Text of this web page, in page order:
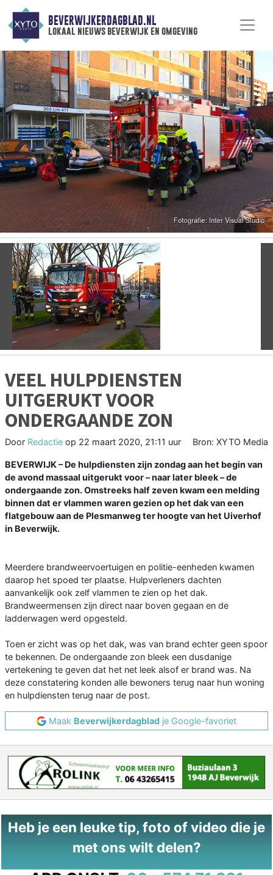
BEVERWIJKERDAGBLAD.NL
lokaal nieuws beverwijk en omgeving
Vorige
VEEL HULPDIENSTEN
UITGERUKT VOOR
ONDERGAANDE ZON
Door Redactie op 22 maart 2020, 21:11 uur Bron: XYTO Media
BEVERWIJK – De hulpdiensten zijn zondag aan het begin van
de avond massaal uitgerukt voor – naar later bleek – de
ondergaande zon. Omstreeks half zeven kwam een melding
binnen dat er vlammen waren gezien op het dak van een
flatgebouw aan de Plesmanweg ter hoogte van het Uiverhof
in Beverwijk.
Meerdere brandweervoertuigen en politie-eenheden kwamen
daarop het spoed ter plaatse. Hulpverleners dachten
aanvankelijk ook zelf vlammen te zien op het dak.
Brandweermensen zijn direct naar boven gegaan en de
ladderwagen werd opgesteld.
Toen er zicht was op het dak, was van brand echter geen spoor
te bekennen. De ondergaande zon bleek een dusdanige
vertekening te geven dat het net leek alsof er brand was. Na
deze constatering konden alle bewoners terug naar hun woning
en hulpdiensten terug naar de post.
Maak Beverwijkerdagblad je Google-favoriet
Heb je een leuke tip, foto of video die je
met ons wilt delen?